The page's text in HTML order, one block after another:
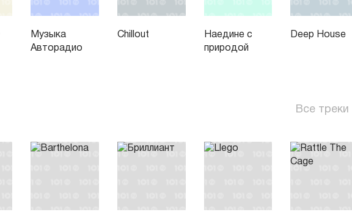
Музыка
Авторадио
Chillout
Наедине с
природой
Deep House
Все треки